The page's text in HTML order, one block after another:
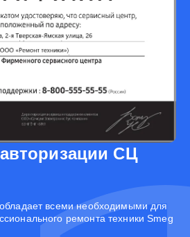
СЦ
всеми необходимыми для
ремонта техники Smeg